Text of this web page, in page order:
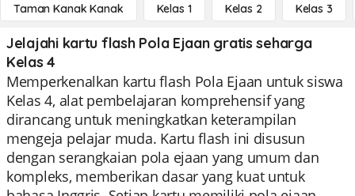
Taman Kanak Kanak Kelas 1 Kelas 2 Kelas 3
Jelajahi kartu flash Pola Ejaan gratis seharga
Kelas 4
Memperkenalkan kartu flash Pola Ejaan untuk siswa
Kelas 4, alat pembelajaran komprehensif yang
dirancang untuk meningkatkan keterampilan
mengeja pelajar muda. Kartu flash ini disusun
dengan serangkaian pola ejaan yang umum dan
kompleks, memberikan dasar yang kuat untuk